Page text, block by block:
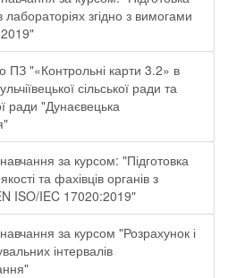
лабораторіях згідно з вимогами
"«Контрольні карти 3.2» в
сільської ради та
ради "Дунаєвецька
за курсом: "Підготовка
та фахівців органів з
ISO/IEC 17020:2019"
за курсом "Розрахунок і
інтервалів